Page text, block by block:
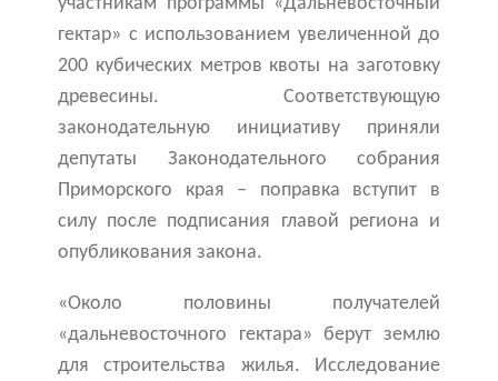
гектар» с использованием увеличенной до
200 кубических метров квоты на заготовку
древесины. Соответствующую
законодательную инициативу приняли
депутаты Законодательного собрания
Приморского края – поправка вступит в
силу после подписания главой региона и
опубликования закона.
«Около половины получателей
«дальневосточного гектара» берут землю
для строительства жилья. Исследование